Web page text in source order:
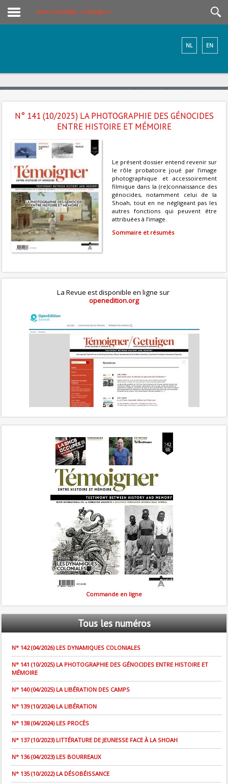
Revue scientifique « Témoigner »
EN
NL
N° 141 (10/2025) LA PHOTOGRAPHIE DES GÉNOCIDES
ENTRE HISTOIRE ET MÉMOIRE
Le présent dossier entend revenir sur
le rôle probatoire joué par l’image
photographique et accessoirement
filmique dans la (re)connaissance des
génocides, notamment celui de la
Shoah, tout en ne négligeant pas les
autres fonctions qui peuvent être
attribuées à l’image.
Sommaire et résumés
La Revue est disponible en ligne sur
openedition.org
Commande en ligne
Tousles numéros
N° 142 (04/2026) LES DYNAMIQUES COLONIALES
N° 141 (10/2025) LA PHOTOGRAPHIE DES GÉNOCIDES ENTRE HISTOIRE ET
MÉMOIRE
N° 140 (04/2025) LA LIBÉRATION DES CAMPS
N° 139 (10/2024) LA LIBÉRATION
N° 138 (04/2024) LES PROCÈS
N° 137 (10/2023) LITTÉRATURE DE JEUNESSE FACE À LA SHOAH
N° 136 (04/2023) LES BOURREAUX
N° 135 (10/2022) LA DÉSOBÉISSANCE